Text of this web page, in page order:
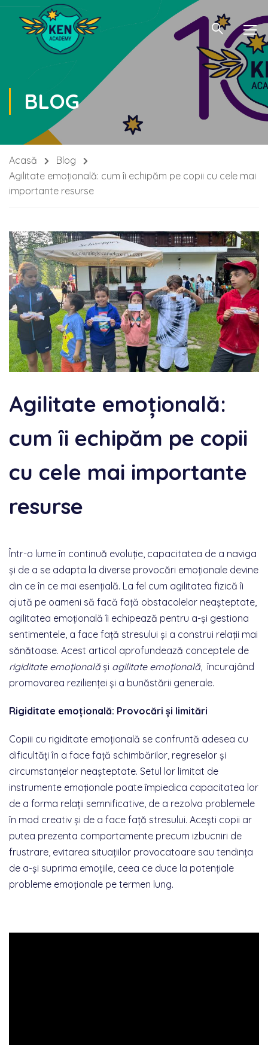
BLOG
Acasă
Blog
Agilitate emoțională: cum îi echipăm pe copii cu cele mai
importante resurse
Agilitate emoțională:
cum îi echipăm pe copii
cu cele mai importante
resurse
Într-o lume în continuă evoluție, capacitatea de a naviga
și de a se adapta la diverse provocări emoționale devine
din ce în ce mai esențială. La fel cum agilitatea fizică îi
ajută pe oameni să facă față obstacolelor neașteptate,
agilitatea emoțională îi echipează pentru a-și gestiona
sentimentele, a face față stresului și a construi relații mai
sănătoase. Acest articol aprofundează conceptele de
rigiditate emoționalăși agilitate emoțională, încurajând
promovarea rezilienței și a bunăstării generale.
Rigiditate emoțională: Provocări și limitări
Copiii cu rigiditate emoțională se confruntă adesea cu
dificultăți în a face față schimbărilor, regreselor și
circumstanțelor neașteptate. Setul lor limitat de
instrumente emoționale poate împiedica capacitatea lor
de a forma relații semnificative, de a rezolva problemele
în mod creativ și de a face față stresului. Acești copii ar
putea prezenta comportamente precum izbucniri de
frustrare, evitarea situațiilor provocatoare sau tendința
de a-și suprima emoțiile, ceea ce duce la potențiale
probleme emoționale pe termen lung.